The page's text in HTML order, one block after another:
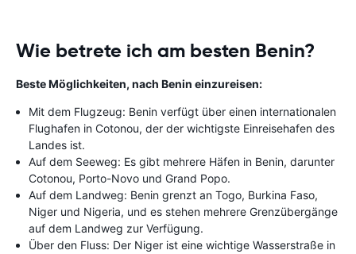
Wie betrete ich am besten Benin?
Beste Möglichkeiten, nach Benin einzureisen:
Mit dem Flugzeug: Benin verfügt über einen internationalen
Flughafen in Cotonou, der der wichtigste Einreisehafen des
Landes ist.
Auf dem Seeweg: Es gibt mehrere Häfen in Benin, darunter
Cotonou, Porto-Novo und Grand Popo.
Auf dem Landweg: Benin grenzt an Togo, Burkina Faso,
Niger und Nigeria, und es stehen mehrere Grenzübergänge
auf dem Landweg zur Verfügung.
Über den Fluss: Der Niger ist eine wichtige Wasserstraße in